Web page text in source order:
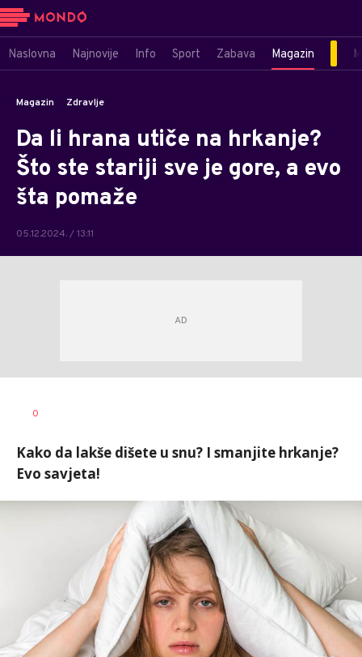
Naslovna Najnovije Info Sport Zabava Magazin
Magazin Zdravlje
Da li hrana utiče na hrkanje?
Što ste stariji sve je gore, a evo
šta pomaže
05.12.2024. / 13:11
0
Kako da lakše dišete u snu? I smanjite hrkanje?
Evo savjeta!